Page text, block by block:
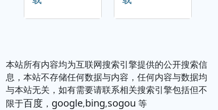
本站所有内容均为互联网搜索引擎提供的公开搜索信
息，本站不存储任何数据与内容，任何内容与数据均
与本站无关，如有需要请联系相关搜索引擎包括但不
限于百度 ， google,bing,sogou 等